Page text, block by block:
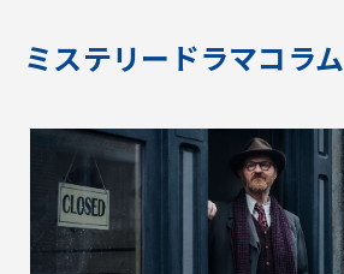
ミステリードラマコラム